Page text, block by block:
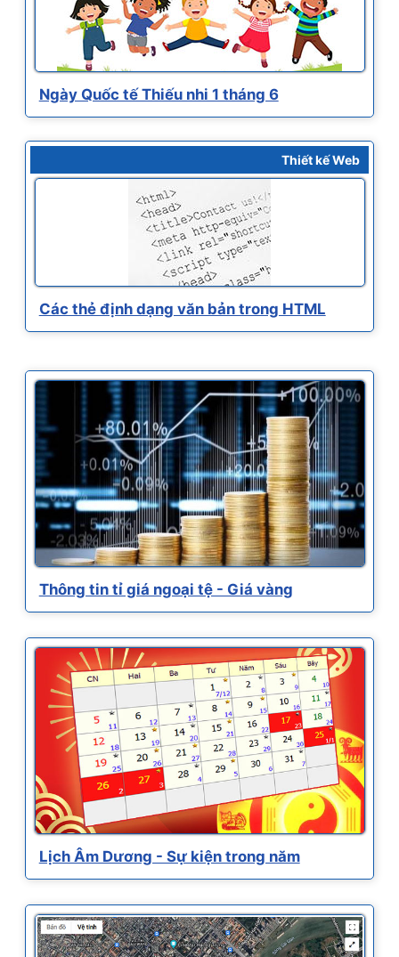
Ngày Quốc tế Thiếu nhi 1 tháng 6
Thiết kế Web
Các thẻ định dạng văn bản trong HTML
Thông tin tỉ giá ngoại tệ - Giá vàng
Lịch Âm Dương - Sự kiện trong năm